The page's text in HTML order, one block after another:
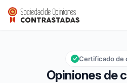
Hommebijoux
Calificación global: 9,8 de 10
9,8/10
Opiniones de
Certificado de